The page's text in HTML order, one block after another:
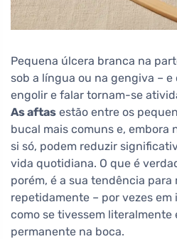
Pequena úlcera branca na
sob a língua ou na gengiva – e
engolir e falar tornam-se
As aftas estão entre os
bucal mais comuns e, embora
si só, podem reduzir
vida quotidiana. O que é
porém, é a sua tendência para
repetidamente – por vezes
como se tivessem
permanente na boca.